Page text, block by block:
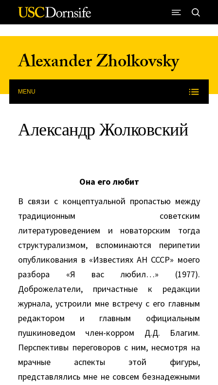
Skip to Content
Alexander Zholkovsky
MENU
Александр Жолковский
Она его любит
В связи с концептуальной пропастью между
традиционным советским
литературоведением и новаторским тогда
структурализмом, вспоминаются перипетии
опубликования в «Известиях АН СССР» моего
разбора «Я вас любил…» (1977).
Доброжелатели, причастные к редакции
журнала, устроили мне встречу с его главным
редактором и главным официальным
пушкиноведом член-корром Д.Д. Благим.
Перспективы переговоров с ним, несмотря на
мрачные аспекты этой фигуры,
представлялись мне не совсем безнадежными